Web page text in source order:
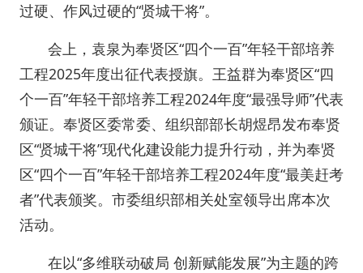
过硬、作风过硬的“贤城干将”。
会上，袁泉为奉贤区“四个一百”年轻干部培养
工程2025年度出征代表授旗。王益群为奉贤区“四
个一百”年轻干部培养工程2024年度“最强导师”代表
颁证。 奉贤区委常委、组织部部长胡煜昂发布奉贤
区“贤城干将”现代化建设能力提升行动，并为奉贤
区“四个一百”年轻干部培养工程2024年度“最美赶考
者”代表颁奖。市委组织部相关处室领导出席本次
活动。
在以“多维联动破局 创新赋能发展”为主题的跨